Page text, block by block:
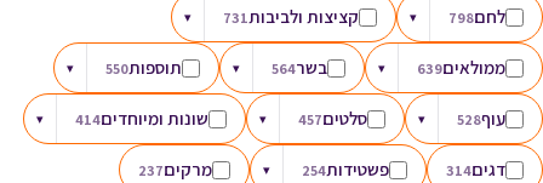
לחם798
▾ קציצות ולביבות731
▾
ממולאים639
▾ בשר564
▾ תוספות550
▾
עוף528
▾ סלטים457
▾ שונות ומיוחדים414
▾
דגים314 פשטידות254
▾ מרקים237